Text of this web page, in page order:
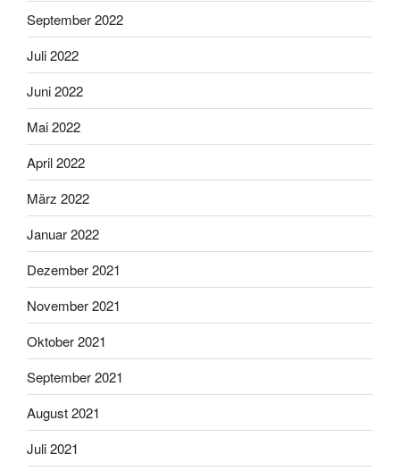
September 2022
Juli 2022
Juni 2022
Mai 2022
April 2022
März 2022
Januar 2022
Dezember 2021
November 2021
Oktober 2021
September 2021
August 2021
Juli 2021